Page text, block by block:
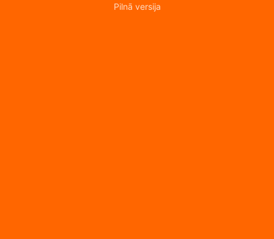
Pilnā versija